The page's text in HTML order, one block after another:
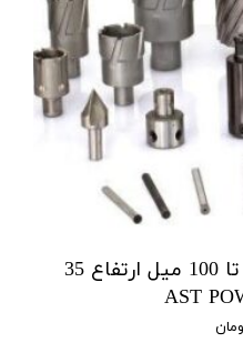
مته گردبر TCT از قطر 12 تا 100 میل ارتفاع 35